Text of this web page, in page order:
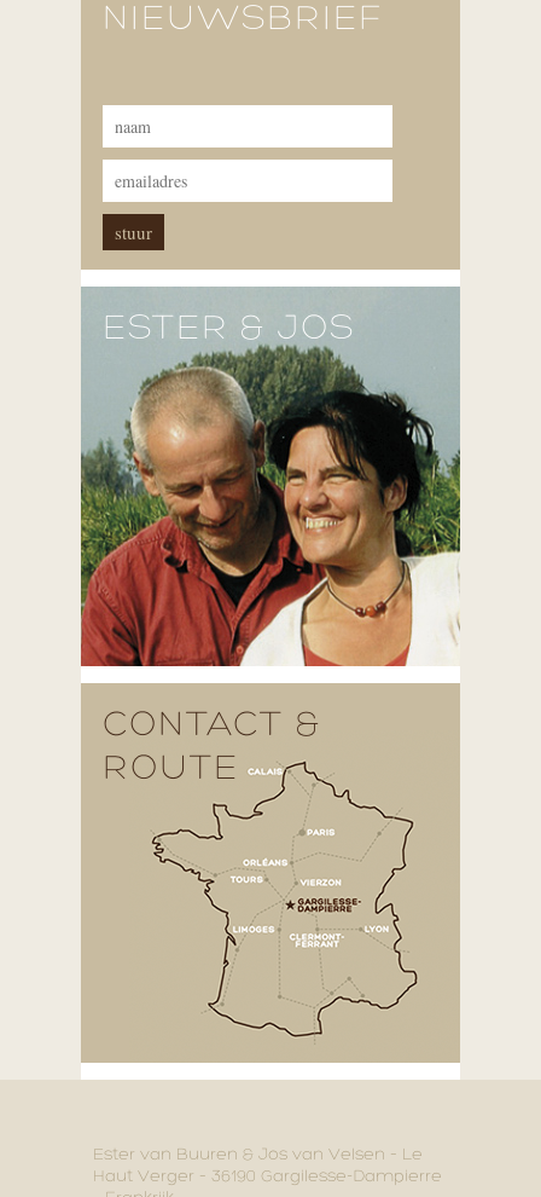
NIEUWSBRIEF
ESTER & JOS
CONTACT &
ROUTE
Ester van Buuren & Jos van Velsen – Le
Haut Verger – 36190 Gargilesse-Dampierre